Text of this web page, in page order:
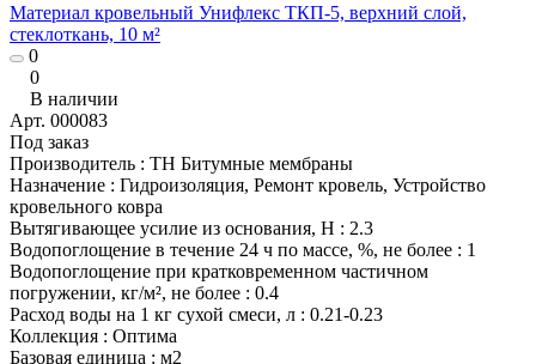
Материал кровельный Унифлекс ТКП-5, верхний слой,
стеклоткань, 10 м²
0
0
В наличии
Арт. 000083
Под заказ
Производитель : ТН Битумные мембраны
Назначение : Гидроизоляция, Ремонт кровель, Устройство
кровельного ковра
Вытягивающее усилие из основания, Н : 2.3
Водопоглощение в течение 24 ч по массе, %, не более : 1
Водопоглощение при кратковременном частичном
погружении, кг/м², не более : 0.4
Расход воды на 1 кг сухой смеси, л : 0.21-0.23
Коллекция : Оптима
Базовая единица : м2